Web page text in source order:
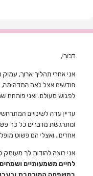
דבורי,
אני אחרי תהליך ארוך, עמוק
חודשים אצל לאה המדהימה,
לפגוש מעולם. ואני פותחת
עדיין עדה לשינויים
ומתרגשת מדברים כל כך
אחרים.. ואצלי הם פשוט
אני רוצה להודות לך מעומק
לחיים משמעותיים